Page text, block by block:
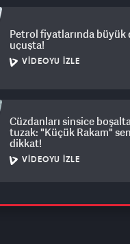
Petrol fiyatlarında büyük
uçuşta!
VIDEOYU İZLE
Cüzdanları sinsice
tuzak: "Küçük Rakam"
dikkat!
VIDEOYU İZLE